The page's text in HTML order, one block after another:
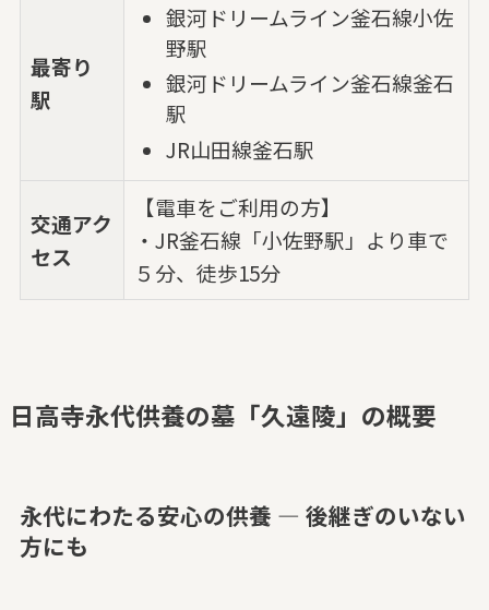
最寄り
駅
銀河ドリームライン釜石線小佐
野駅
銀河ドリームライン釜石線釜石
駅
JR山田線釜石駅
交通アク
セス
【電車をご利用の方】
・JR釜石線「小佐野駅」より車で
５分、徒歩15分
日高寺永代供養の墓「久遠陵」の概要
永代にわたる安心の供養 — 後継ぎのいない
方にも